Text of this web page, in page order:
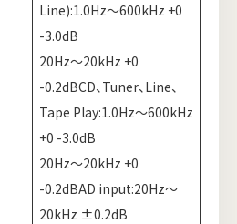
Line):1.0Hz～600kHz +0
-3.0dB
20Hz～20kHz +0
-0.2dBCD、Tuner、Line、
Tape Play:1.0Hz～600kHz
+0 -3.0dB
20Hz～20kHz +0
-0.2dBAD input:20Hz～
20kHz ±0.2dB